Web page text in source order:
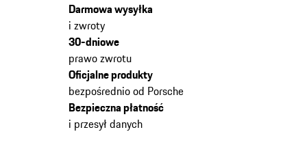
Darmowa wysyłka
i zwroty
30-dniowe
prawo zwrotu
Oficjalne produkty
bezpośrednio od Porsche
Bezpieczna płatność
i przesył danych